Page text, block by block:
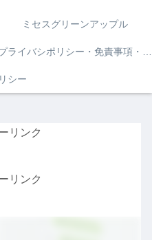
ミセスグリーンアップル
シー
リンク
リンク